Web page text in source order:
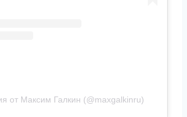
от Максим Галкин (@maxgalkinru)